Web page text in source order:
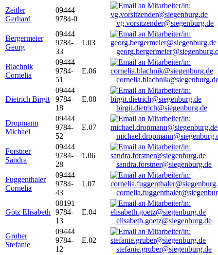
Zeitler
Gerhard
09444
9784-0
vg.vorsitzender@siegenburg.de
Bergermeier
Georg
09444
9784-
33
1.03
Blachnik
Cornelia
09444
9784-
51
E.06
Dietrich Birgit
09444
9784-
18
E.08
birgit.dietrich@siegenburg.de
Dropmann
Michael
09444
9784-
52
E.07
Forstner
Sandra
09444
9784-
28
1.06
sandra.forstner@siegenburg.de
Fuggenthaler
Cornelia
09444
9784-
43
1.07
Götz Elisabeth
08191
9784-
13
E.04
elisabeth.goetz@siegenburg.de
Gruber
Stefanie
09444
9784-
12
E.02
stefanie.gruber@siegenburg.de